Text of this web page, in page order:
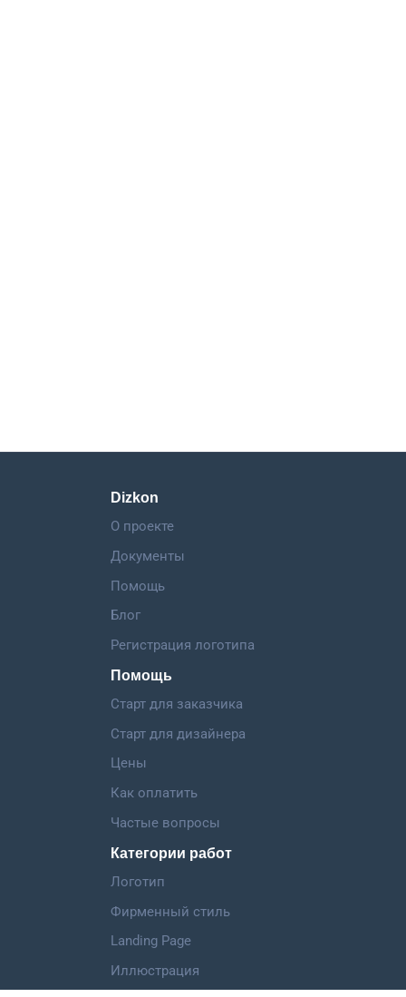
Dizkon
О проекте
Документы
Помощь
Блог
Регистрация логотипа
Помощь
Старт для заказчика
Старт для дизайнера
Цены
Как оплатить
Частые вопросы
Категории работ
Логотип
Фирменный стиль
Landing Page
Иллюстрация